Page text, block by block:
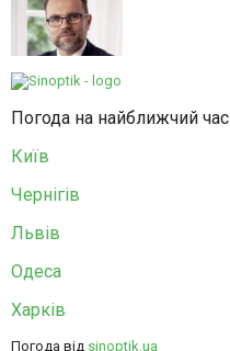
Погода на найближчий час
Київ
Чернігів
Львів
Одеса
Харків
Погода від sinoptik.ua